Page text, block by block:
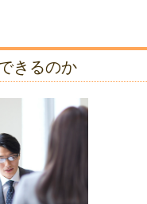
きるのか